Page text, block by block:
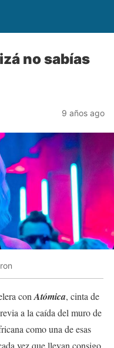
no sabías
9 años ago
con Atómica, cinta de
a la caída del muro de
como una de esas
vez que llevan consigo